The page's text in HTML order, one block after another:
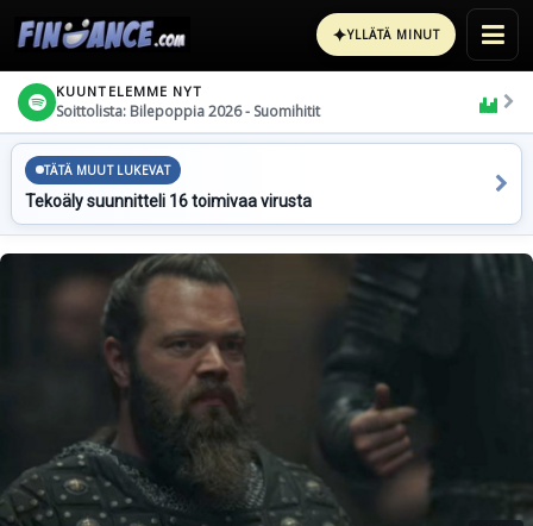
✦YLLÄTÄ MINUT
KUUNTELEMME NYT
Soittolista: Bilepoppia 2026 - Suomihitit
TÄTÄ MUUT LUKEVAT
Tekoäly suunnitteli 16 toimivaa virusta